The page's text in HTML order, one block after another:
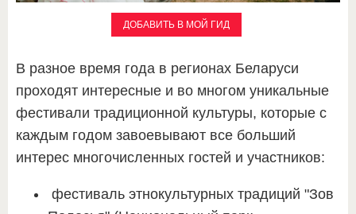
ДОБАВИТЬ В МОЙ ГИД
В разное время года в регионах Беларуси
проходят интересные и во многом уникальные
фестивали традиционной культуры, которые с
каждым годом завоевывают все больший
интерес многочисленных гостей и участников:
фестиваль этнокультурных традиций "Зов